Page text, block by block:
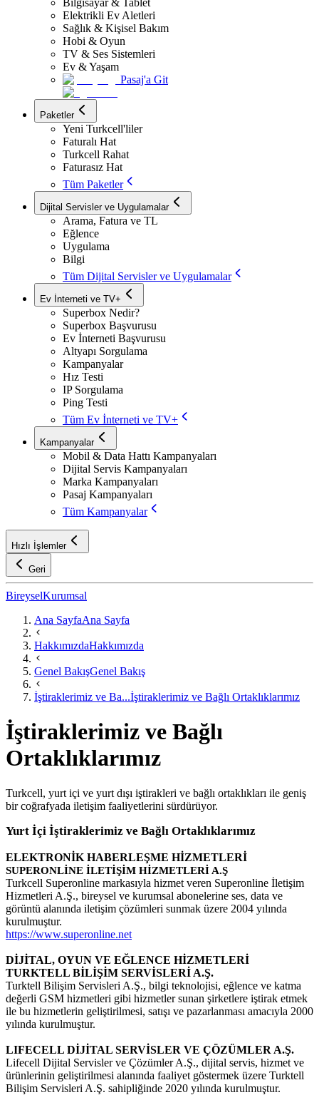
Bilgisayar & Tablet
Elektrikli Ev Aletleri
Sağlık & Kişisel Bakım
Hobi & Oyun
TV & Ses Sistemleri
Ev & Yaşam
Pasaj'a Git
Paketler
Yeni Turkcell'liler
Faturalı Hat
Turkcell Rahat
Faturasız Hat
Tüm Paketler
Dijital Servisler ve Uygulamalar
Arama, Fatura ve TL
Eğlence
Uygulama
Bilgi
Tüm Dijital Servisler ve Uygulamalar
Ev İnterneti ve TV+
Superbox Nedir?
Superbox Başvurusu
Ev İnterneti Başvurusu
Altyapı Sorgulama
Kampanyalar
Hız Testi
IP Sorgulama
Ping Testi
Tüm Ev İnterneti ve TV+
Kampanyalar
Mobil & Data Hattı Kampanyaları
Dijital Servis Kampanyaları
Marka Kampanyaları
Pasaj Kampanyaları
Tüm Kampanyalar
Hızlı İşlemler
Geri
BireyselKurumsal
Ana SayfaAna Sayfa
HakkımızdaHakkımızda
Genel BakışGenel Bakış
İştiraklerimiz ve Ba...İştiraklerimiz ve Bağlı Ortaklıklarımız
İştiraklerimiz ve Bağlı
Ortaklıklarımız
Turkcell, yurt içi ve yurt dışı iştirakleri ve bağlı ortaklıkları ile geniş
bir coğrafyada iletişim faaliyetlerini sürdürüyor.
Yurt İçi İştiraklerimiz ve Bağlı Ortaklıklarımız
ELEKTRONİK HABERLEŞME HİZMETLERİ
SUPERONLİNE İLETİŞİM HİZMETLERİ A.Ş
Turkcell Superonline markasıyla hizmet veren Superonline İletişim
Hizmetleri A.Ş., bireysel ve kurumsal abonelerine ses, data ve
görüntü alanında iletişim çözümleri sunmak üzere 2004 yılında
kurulmuştur.
https://www.superonline.net
DİJİTAL, OYUN VE EĞLENCE HİZMETLERİ
TURKTELL BİLİŞİM SERVİSLERİ A.Ş.
Turktell Bilişim Servisleri A.Ş., bilgi teknolojisi, eğlence ve katma
değerli GSM hizmetleri gibi hizmetler sunan şirketlere iştirak etmek
ile bu hizmetlerin geliştirilmesi, satışı ve pazarlanması amacıyla 2000
yılında kurulmuştur.
LIFECELL DİJİTAL SERVİSLER VE ÇÖZÜMLER A.Ş.
Lifecell Dijital Servisler ve Çözümler A.Ş., dijital servis, hizmet ve
ürünlerinin geliştirilmesi alanında faaliyet göstermek üzere Turktell
Bilişim Servisleri A.Ş. sahipliğinde 2020 yılında kurulmuştur.